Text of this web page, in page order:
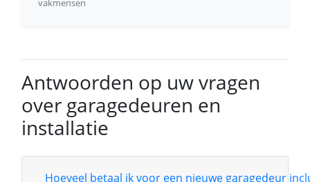
vakmensen
Antwoorden op uw vragen
over garagedeuren en
installatie
Hoeveel betaal ik voor een nieuwe garagedeur